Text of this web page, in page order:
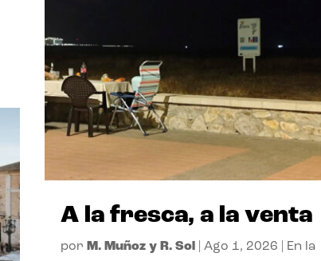
A la fresca, a la venta
por M. Muñoz y R. Sol Ago 1, 2026
En la